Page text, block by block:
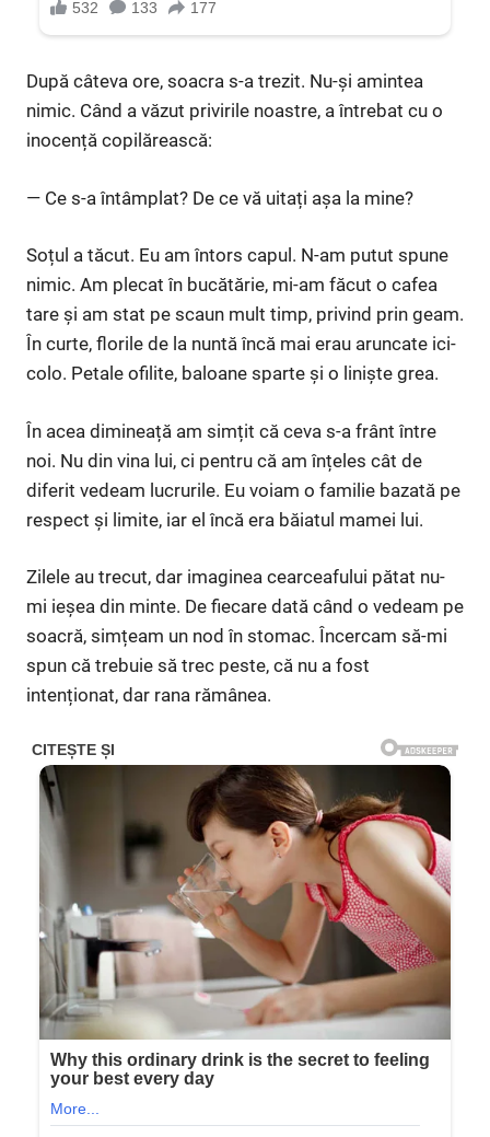
După câteva ore, soacra s-a trezit. Nu-și amintea
nimic. Când a văzut privirile noastre, a întrebat cu o
inocență copilărească:
— Ce s-a întâmplat? De ce vă uitați așa la mine?
Soțul a tăcut. Eu am întors capul. N-am putut spune
nimic. Am plecat în bucătărie, mi-am făcut o cafea
tare și am stat pe scaun mult timp, privind prin geam.
În curte, florile de la nuntă încă mai erau aruncate ici-
colo. Petale ofilite, baloane sparte și o liniște grea.
În acea dimineață am simțit că ceva s-a frânt între
noi. Nu din vina lui, ci pentru că am înțeles cât de
diferit vedeam lucrurile. Eu voiam o familie bazată pe
respect și limite, iar el încă era băiatul mamei lui.
Zilele au trecut, dar imaginea cearceafului pătat nu-
mi ieșea din minte. De fiecare dată când o vedeam pe
soacră, simțeam un nod în stomac. Încercam să-mi
spun că trebuie să trec peste, că nu a fost
intenționat, dar rana rămânea.